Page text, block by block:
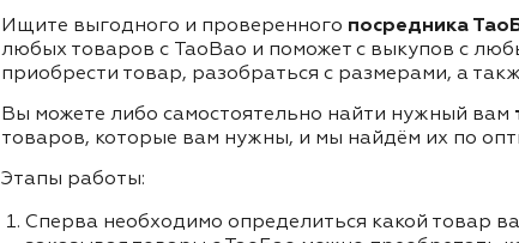
Ищите выгодного и проверенного посредника
любых товаров с TaoBao и поможет с выкупов с
приобрести товар, разобраться с размерами, а
Вы можете либо самостоятельно найти нужный вам
товаров, которые вам нужны, и мы найдём их по
Этапы работы:
Сперва необходимо определиться какой товар